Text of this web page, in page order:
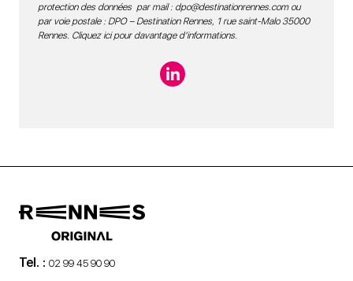
protection des données par mail : dpo@destinationrennes.comou
par voie postale : DPO – Destination Rennes, 1 rue saint-Malo 35000
Rennes. Cliquez ici pour davantage d’informations.
Tel. : 02 99 45 90 90